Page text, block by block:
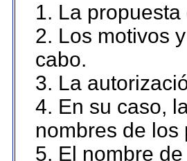
1. La
2. Los motivos
cabo.
3. La
4. En su caso,
nombres de los
5. El nombre